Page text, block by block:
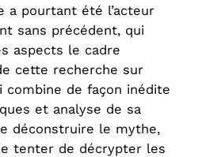
a pourtant été l’acteur
sans précédent, qui
aspects le cadre
cette recherche sur
combine de façon inédite
et analyse de sa
déconstruire le mythe,
tenter de décrypter les